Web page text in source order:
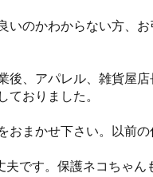
いのかわからない方、
、アパレル、雑貨屋店
ておりました。
おまかせ下さい。以前
です。保護ネコちゃん